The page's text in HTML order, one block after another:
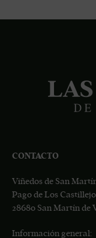
CONTACTO
Viñedos de San
Pago de Los
28680 San Martín de
Información general: